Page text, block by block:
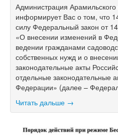
Администрация Арамильского
информирует Вас о том, что
силу Федеральный закон от
«О внесении изменений в
ведении гражданами
собственных нужд и о
законодательные акты
отдельные законодательные
Федерации» (далее –
Читать дальше →